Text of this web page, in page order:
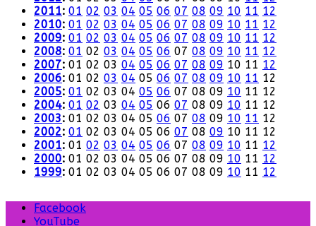
2011: 01 02 03 04 05 06 07 08 09 10 11 12
2010: 01 02 03 04 05 06 07 08 09 10 11 12
2009: 01 02 03 04 05 06 07 08 09 10 11 12
2008: 01 02 03 04 05 06 07 08 09 10 11 12
2007: 01 02 03 04 05 06 07 08 09 10 11 12
2006: 01 02 03 04 05 06 07 08 09 10 11 12
2005: 01 02 03 04 05 06 07 08 09 10 11 12
2004: 01 02 03 04 05 06 07 08 09 10 11 12
2003: 01 02 03 04 05 06 07 08 09 10 11 12
2002: 01 02 03 04 05 06 07 08 09 10 11 12
2001: 01 02 03 04 05 06 07 08 09 10 11 12
2000: 01 02 03 04 05 06 07 08 09 10 11 12
1999: 01 02 03 04 05 06 07 08 09 10 11 12
Facebook
YouTube